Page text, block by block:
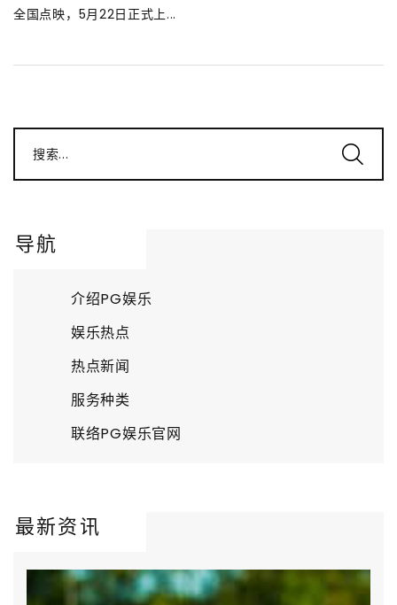
全国点映，5月22日正式上...
搜索...
导航
介绍PG娱乐
娱乐热点
热点新闻
服务种类
联络PG娱乐官网
最新资讯